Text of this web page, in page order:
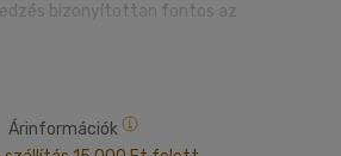
bizonyítottan fontos az
nyílik lehetőségünk, hogy mozgás
életerővel. Szerencsére, másképp
tudatos lélegzetvételbe kerül.
Árinformációk